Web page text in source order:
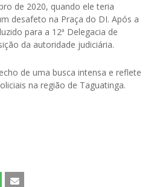
de 2020, quando ele teria
desafeto na Praça do DI. Após a
para a 12ª Delegacia de
da autoridade judiciária.
de uma busca intensa e reflete
na região de Taguatinga.